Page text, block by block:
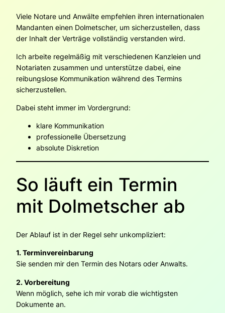
Viele Notare und Anwälte empfehlen ihren internationalen
Mandanten einen Dolmetscher, um sicherzustellen, dass
der Inhalt der Verträge vollständig verstanden wird.
Ich arbeite regelmäßig mit verschiedenen Kanzleien und
Notariaten zusammen und unterstütze dabei, eine
reibungslose Kommunikation während des Termins
sicherzustellen.
Dabei steht immer im Vordergrund:
klare Kommunikation
professionelle Übersetzung
absolute Diskretion
So läuft ein Termin
mit Dolmetscher ab
Der Ablauf ist in der Regel sehr unkompliziert:
1. Terminvereinbarung
Sie senden mir den Termin des Notars oder Anwalts.
2. Vorbereitung
Wenn möglich, sehe ich mir vorab die wichtigsten
Dokumente an.